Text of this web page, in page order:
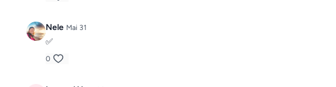
Nele Mai 31
✅
0